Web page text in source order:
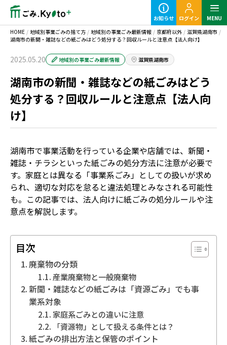
定期ごみのご利用の流れ
粗大ごみ回収のご利用の流れ
事業ごみの基本知識
地域別事業ごみの捨て方
お知らせ ログイン
MENU
HOME / 地域別事業ごみの捨て方 / 地域別の事業ごみ最新情報 / 京都府以外 / 滋賀県湖南市 /
湖南市の新聞・雑誌などの紙ごみはどう処分する？回収ルールと注意点【法人向け】
2025.05.20 地域別の事業ごみ最新情報 滋賀県湖南市
湖南市の新聞・雑誌などの紙ごみはどう
処分する？回収ルールと注意点【法人向
け】
湖南市で事業活動を行っている企業や店舗では、新聞・
雑誌・チラシといった紙ごみの処分方法に注意が必要で
す。家庭とは異なる「事業系ごみ」としての扱いが求め
られ、適切な対応を怠ると違法処理とみなされる可能性
も。この記事では、法人向けに紙ごみの処分ルールや注
意点を解説します。
目次
廃棄物の分類
産業廃棄物と一般廃棄物
新聞・雑誌などの紙ごみは「資源ごみ」でも事
業系対象
家庭系ごみとの違いに注意
「資源物」として扱える条件とは？
紙ごみの排出方法と保管のポイント